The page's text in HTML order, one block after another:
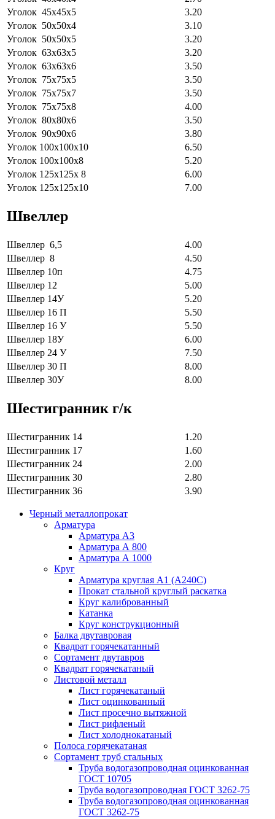
Уголок 45х45х5
3.20
Уголок 50х50х4
3.10
Уголок 50х50х5
3.20
Уголок 63х63х5
3.20
Уголок 63х63х6
3.50
Уголок 75х75х5
3.50
Уголок 75х75х7
3.50
Уголок 75х75х8
4.00
Уголок 80х80х6
3.50
Уголок 90х90х6
3.80
Уголок 100х100х10
6.50
Уголок 100х100х8
5.20
Уголок 125х125х 8
6.00
Уголок 125х125х10
7.00
Швеллер
Швеллер 6,5
4.00
Швеллер 8
4.50
Швеллер 10п
4.75
Швеллер 12
5.00
Швеллер 14У
5.20
Швеллер 16 П
5.50
Швеллер 16 У
5.50
Швеллер 18У
6.00
Швеллер 24 У
7.50
Швеллер 30 П
8.00
Швеллер 30У
8.00
Шестигранник г/к
Шестигранник 14
1.20
Шестигранник 17
1.60
Шестигранник 24
2.00
Шестигранник 30
2.80
Шестигранник 36
3.90
Черный металлопрокат
Арматура
Арматура А3
Арматура А 800
Арматура А 1000
Круг
Арматура круглая А1 (А240C)
Прокат стальной круглый раскатка
Круг калиброванный
Катанка
Круг конструкционный
Балка двутавровая
Квадрат горячекатанный
Сортамент двутавров
Квадрат горячекатаный
Листовой металл
Лист горячекатаный
Лист оцинкованный
Лист просечно вытяжной
Лист рифленый
Лист холоднокатаный
Полоса горячекатаная
Сортамент труб стальных
Труба водогазопроводная оцинкованная
ГОСТ 10705
Труба водогазопроводная ГОСТ 3262-75
Труба водогазопроводная оцинкованная
ГОСТ 3262-75